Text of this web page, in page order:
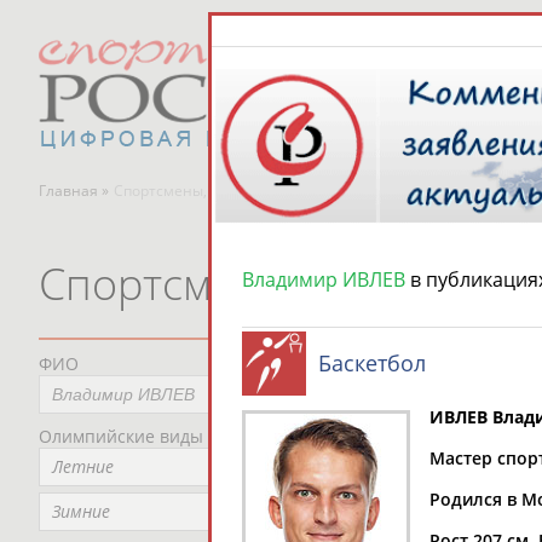
Главная » Спортсмены, тренеры и специалисты
Спортсмены, тренеры и
ФИО
Олимпийские виды спорта
Летние
Зимние
Не
Владимир ИВЛЕВ в
Баскетбол
ИВЛЕВ
Мастер
Родился в